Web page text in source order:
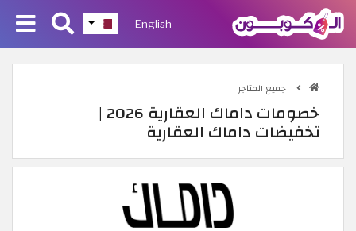
English
جميع المتاجر
خصومات داماك العقارية 2026 |
تخفيضات داماك العقارية